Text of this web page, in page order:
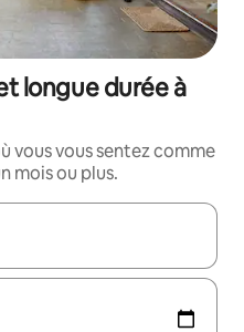
longue durée à
vous vous sentez comme
mois ou plus.
utilisez les flèches vers le